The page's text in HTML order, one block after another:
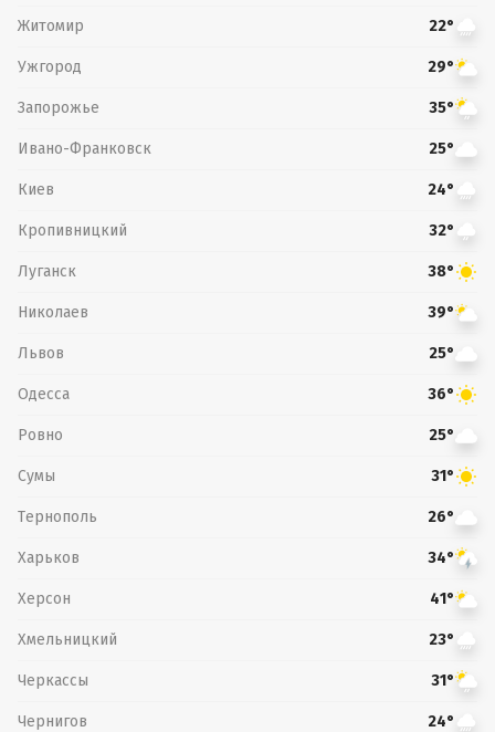
Житомир 22°
Ужгород 29°
Запорожье 35°
Ивано-Франковск 25°
Киев 24°
Кропивницкий 32°
Луганск 38°
Николаев 39°
Львов 25°
Одесса 36°
Ровно 25°
Сумы 31°
Тернополь 26°
Харьков 34°
Херсон 41°
Хмельницкий 23°
Черкассы 31°
Чернигов 24°